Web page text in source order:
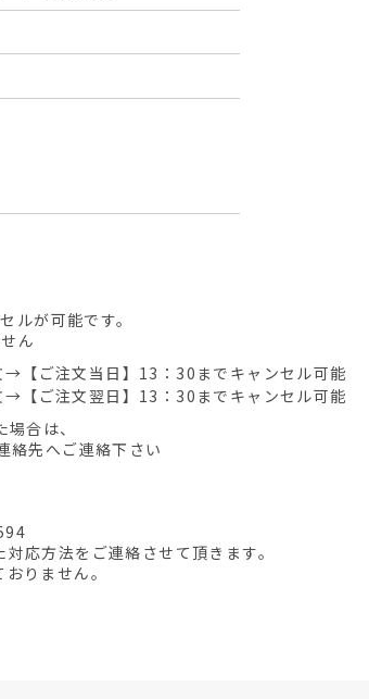
ルが可能です。
ん
→【ご注文当日】13：30までキャンセル可能
→【ご注文翌日】13：30までキャンセル可能
合は、
絡先へご連絡下さい
応方法をご連絡させて頂きます。
りません。